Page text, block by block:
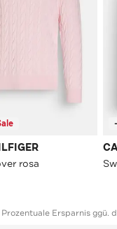
rosa
Ersparnis ggü.